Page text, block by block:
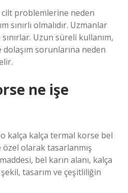
problemlerine neden
sınırlı olmalıdır. Uzmanlar
Uzun süreli kullanım,
sorunlarına neden
ne işe
kalça kalça termal korse bel
olarak tasarlanmış
bel karın alanı, kalça
tasarım ve çeşitliliğin